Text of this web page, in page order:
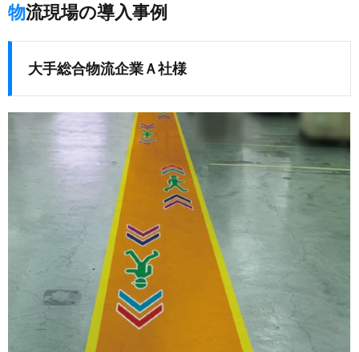
物流現場の導入事例
大手総合物流企業Ａ社様